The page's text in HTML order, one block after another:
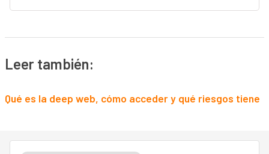
Leer también:
Qué es la deep web, cómo acceder y qué riesgos tiene